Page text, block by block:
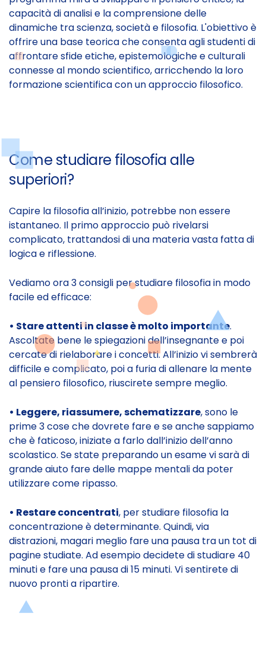
capacità di analisi e la comprensione delle
dinamiche tra scienza, società e filosofia. L'obiettivo è
offrire una base teorica che consenta agli studenti di
affrontare sfide etiche, epistemologiche e culturali
connesse al mondo scientifico, arricchendo la loro
formazione scientifica con un approccio filosofico.
Come studiare filosofia alle
superiori?
Capire la filosofia all’inizio, potrebbe non essere
istantaneo. Il primo approccio può rivelarsi
complicato, trattandosi di una materia vasta fatta di
logica e riflessione.
Vediamo ora 3 consigli per studiare filosofia in modo
facile ed efficace:
• Stare attenti in classe è molto importante.
Ascoltate bene le spiegazioni dell’insegnante e poi
cercate di rielaborare i concetti. All’inizio vi sembrerà
difficile e complicato, poi a furia di allenare la mente
al pensiero filosofico, riuscirete sempre meglio.
• Leggere, riassumere, schematizzare, sono le
prime 3 cose che dovrete fare e se anche sappiamo
che è faticoso, iniziate a farlo dall’inizio dell’anno
scolastico. Se state preparando un esame vi sarà di
grande aiuto fare delle mappe mentali da poter
utilizzare come ripasso.
• Restare concentrati, per studiare filosofia la
concentrazione è determinante. Quindi, via
distrazioni, magari meglio fare una pausa tra un tot di
pagine studiate. Ad esempio decidete di studiare 40
minuti e fare una pausa di 15 minuti. Vi sentirete di
nuovo pronti a ripartire.